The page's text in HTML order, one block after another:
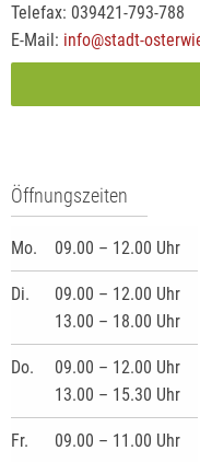
Telefax: 039421-793-788
E-Mail: info@stadt-
Öffnungszeiten
Mo. 09.00 – 12.00 Uhr
Di.
09.00 – 12.00 Uhr
13.00 – 18.00 Uhr
Do.
09.00 – 12.00 Uhr
13.00 – 15.30 Uhr
Fr. 09.00 – 11.00 Uhr